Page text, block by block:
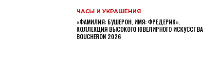
ЧАСЫ И УКРАШЕНИЯ
«ФАМИЛИЯ: БУШЕРОН, ИМЯ: ФРЕДЕРИК».
КОЛЛЕКЦИЯ ВЫСОКОГО ЮВЕЛИРНОГО ИСКУССТВА
BOUCHERON 2026